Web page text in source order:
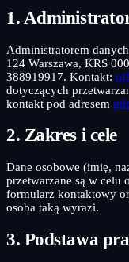
1.
Administratorem
124 Warszawa, KRS
388919917. Kontakt:
dotyczących
kontakt pod adresem
2. Zakres i cele
Dane osobowe (imię,
przetwarzane są w celu
formularz kontaktowy
osoba taką wyrazi.
3. Podstawa